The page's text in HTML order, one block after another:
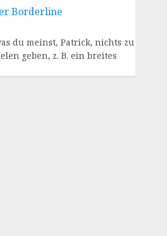
Borderline
du meinst, Patrick, nichts zu
geben, z. B. ein breites